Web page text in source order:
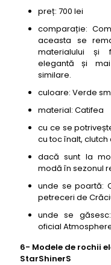
preț: 700 lei
comparație:
aceasta se
materialului și
elegantă și
similare.
culoare: Verde
material: Catifea
cu ce se
cu toc înalt, clutch
dacă sunt la
modă în sezonul
unde se poartă:
petreceri de
unde se
oficial
6- Modele de rochii
StarShinerS